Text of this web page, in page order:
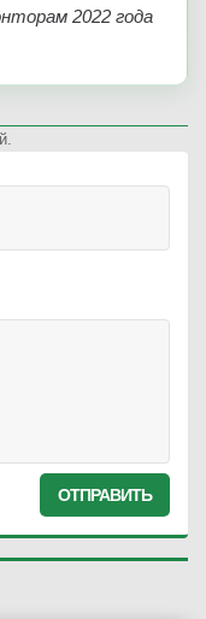
2022 года
ОТПРАВИТЬ